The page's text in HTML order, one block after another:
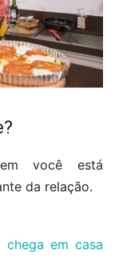
você está
da relação.
em casa